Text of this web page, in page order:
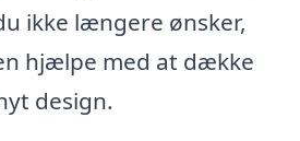
ikke længere ønsker,
hjælpe med at dække
design.